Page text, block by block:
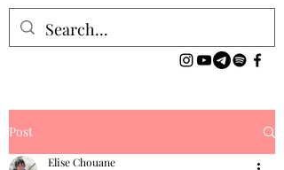
Post
Elise Chouane